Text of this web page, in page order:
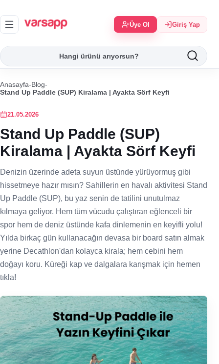
Üye Ol Giriş Yap
Anasayfa-Blog-
Stand Up Paddle (SUP) Kiralama | Ayakta Sörf Keyfi
21.05.2026
Stand Up Paddle (SUP)
Kiralama | Ayakta Sörf Keyfi
Denizin üzerinde adeta suyun üstünde yürüyormuş gibi
hissetmeye hazır mısın? Sahillerin en havalı aktivitesi Stand
Up Paddle (SUP), bu yaz senin de tatilini unutulmaz
kılmaya geliyor. Hem tüm vücudu çalıştıran eğlenceli bir
spor hem de deniz üstünde kafa dinlemenin en keyifli yolu!
Yılda birkaç gün kullanacağın devasa bir board satın almak
yerine Decathlon'dan kolayca kirala; hem cebini hem
doğayı koru. Küreği kap ve dalgalara karışmak için hemen
tıkla!